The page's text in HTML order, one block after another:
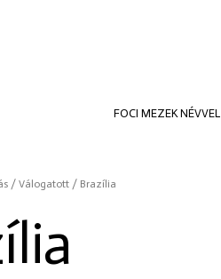
FOCI MEZEK NÉVVEL
/ Válogatott / Brazília